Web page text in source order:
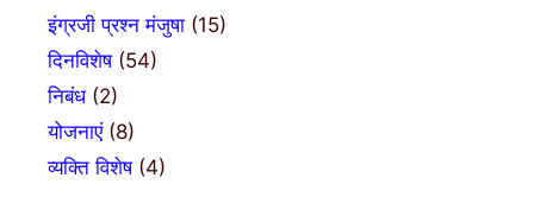
इंग्रजी प्रश्न मंजुषा (15)
दिनविशेष(54)
निबंध(2)
योजनाएं(8)
व्यक्ति विशेष(4)